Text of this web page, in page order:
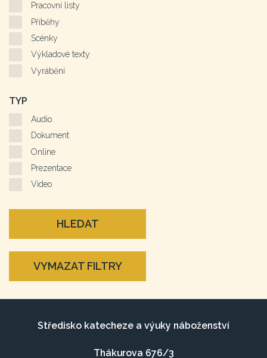
Pracovní listy
Příběhy
Scénky
Výkladové texty
Vyrábění
TYP
Audio
Dokument
Online
Prezentace
Video
HLEDAT
VYMAZAT FILTRY
Středisko katecheze a výuky náboženství
Thákurova 676/3